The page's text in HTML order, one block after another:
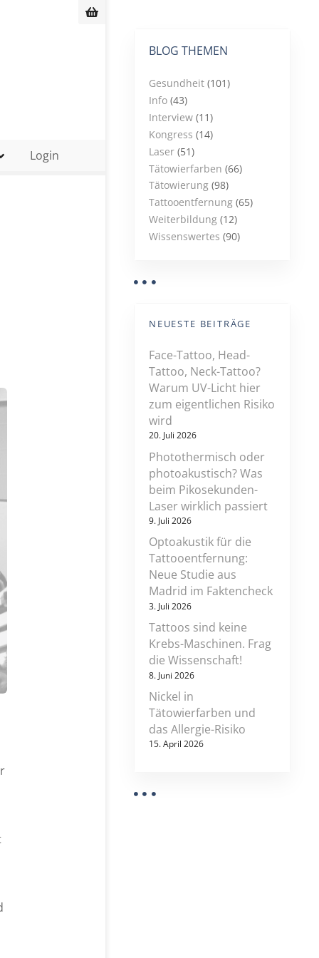
Login
BLOG THEMEN
Gesundheit (101)
Info (43)
Interview (11)
Kongress (14)
Laser (51)
Tätowierfarben (66)
Tätowierung (98)
Tattooentfernung (65)
Weiterbildung (12)
Wissenswertes (90)
NEUESTE BEITRÄGE
Face-Tattoo, Head-
Tattoo, Neck-Tattoo?
Warum UV-Licht hier
zum eigentlichen Risiko
wird
20. Juli 2026
Photothermisch oder
photoakustisch? Was
beim Pikosekunden-
Laser wirklich passiert
9. Juli 2026
Optoakustik für die
Tattooentfernung:
Neue Studie aus
Madrid im Faktencheck
3. Juli 2026
Tattoos sind keine
Krebs-Maschinen. Frag
die Wissenschaft!
8. Juni 2026
Nickel in
Tätowierfarben und
das Allergie-Risiko
15. April 2026